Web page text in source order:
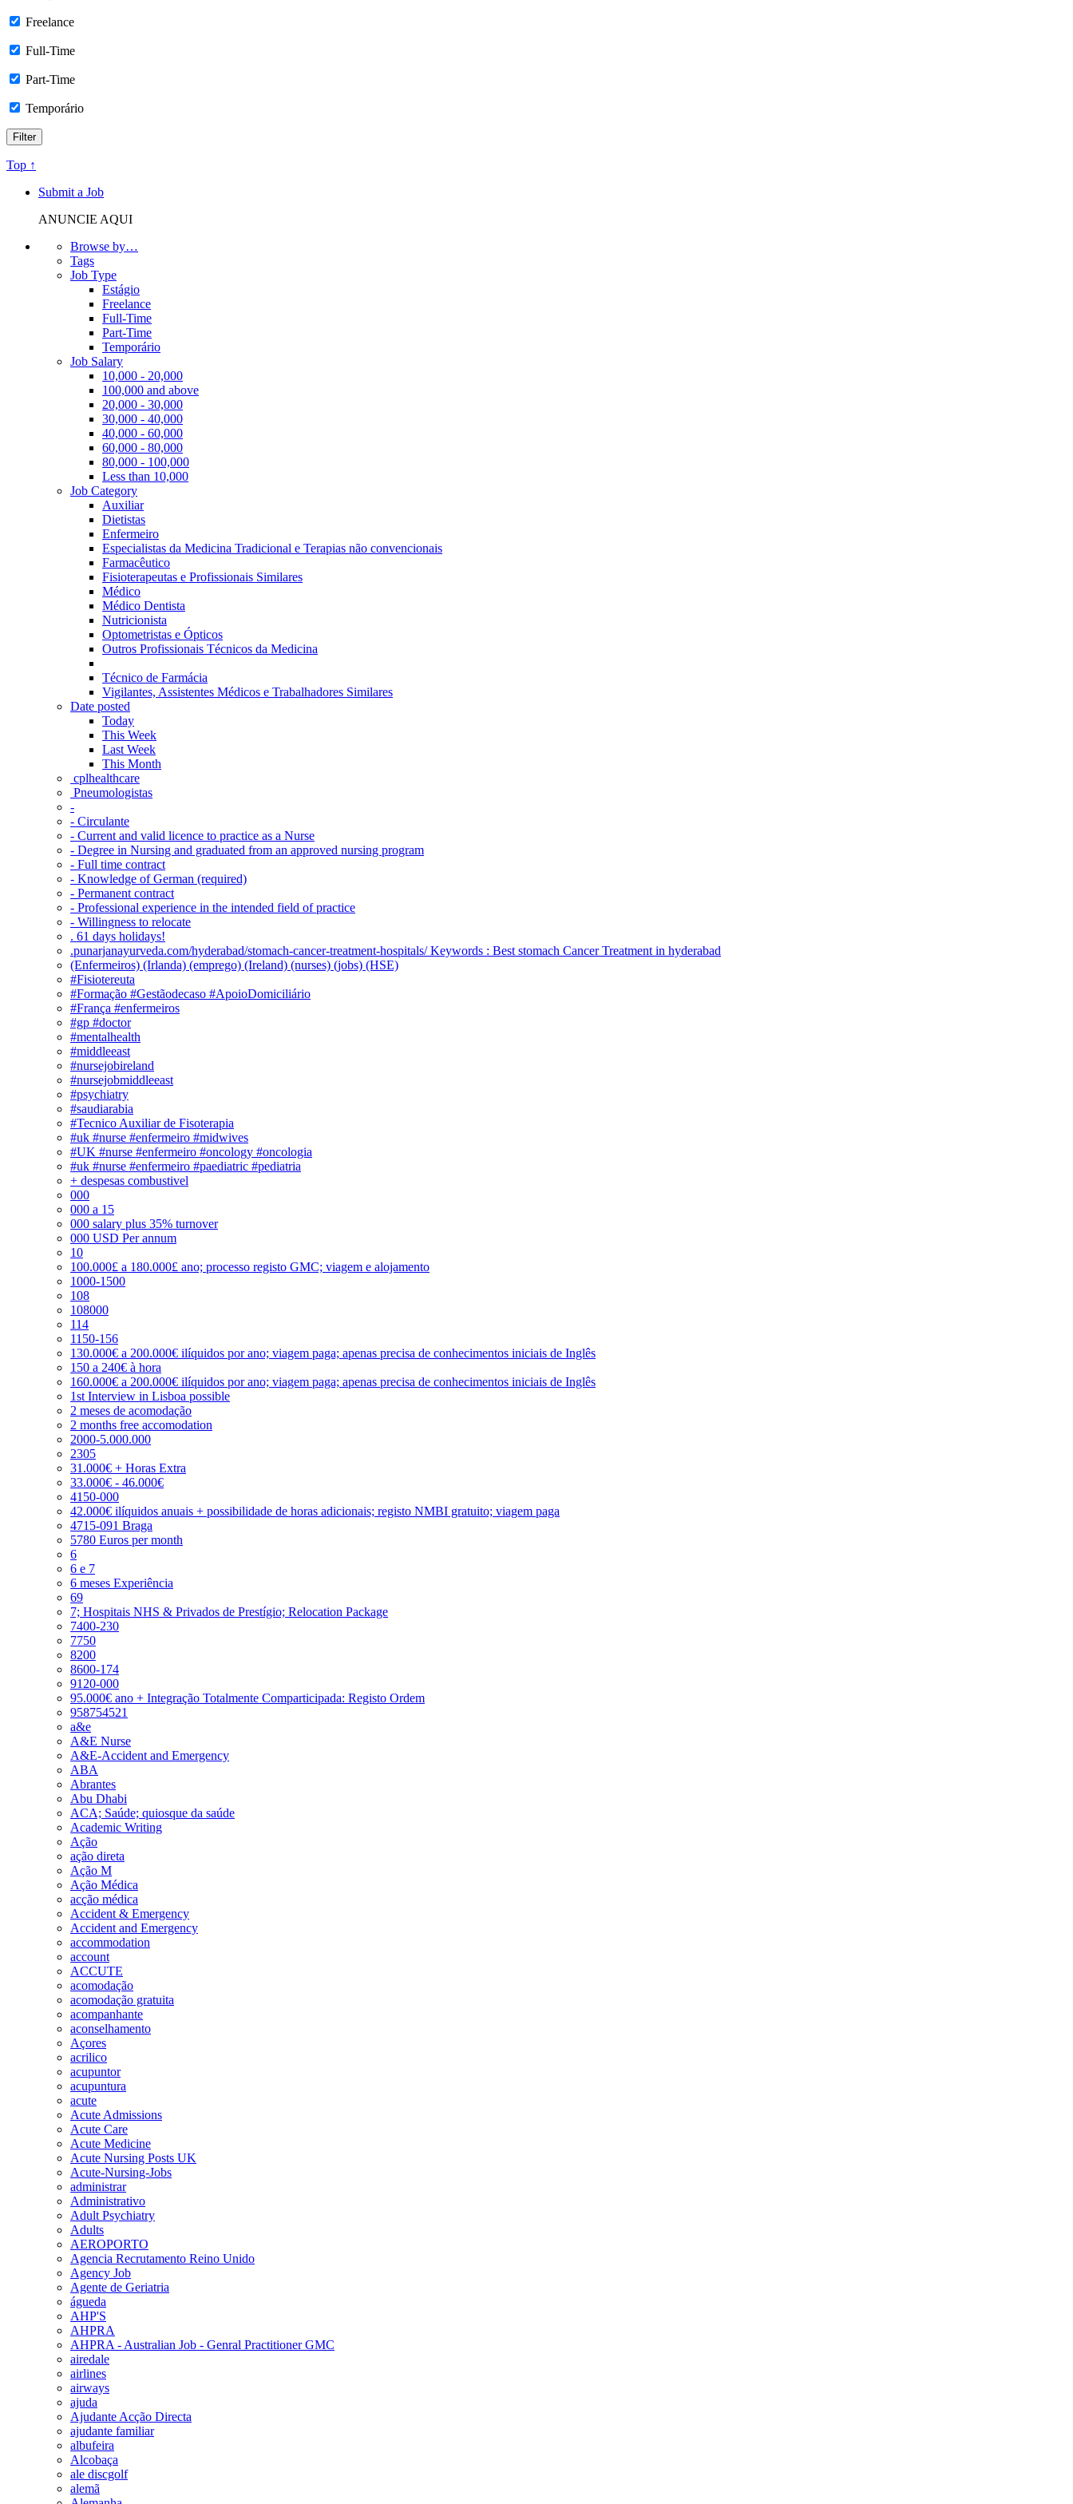
Freelance
Full-Time
Part-Time
Temporário
Top ↑
Submit a Job
ANUNCIE AQUI
Browse by…
Tags
Job Type
Estágio
Freelance
Full-Time
Part-Time
Temporário
Job Salary
10,000 - 20,000
100,000 and above
20,000 - 30,000
30,000 - 40,000
40,000 - 60,000
60,000 - 80,000
80,000 - 100,000
Less than 10,000
Job Category
Auxiliar
Dietistas
Enfermeiro
Especialistas da Medicina Tradicional e Terapias não convencionais
Farmacêutico
Fisioterapeutas e Profissionais Similares
Médico
Médico Dentista
Nutricionista
Optometristas e Ópticos
Outros Profissionais Técnicos da Medicina
Técnico de Farmácia
Vigilantes, Assistentes Médicos e Trabalhadores Similares
Date posted
Today
This Week
Last Week
This Month
‎ cplhealthcare‬
Pneumologistas
-
- Circulante
- Current and valid licence to practice as a Nurse
- Degree in Nursing and graduated from an approved nursing program
- Full time contract
- Knowledge of German (required)
- Permanent contract
- Professional experience in the intended field of practice
- Willingness to relocate
. 61 days holidays!
.punarjanayurveda.com/hyderabad/stomach-cancer-treatment-hospitals/ Keywords : Best stomach Cancer Treatment in hyderabad
(Enfermeiros) (Irlanda) (emprego) (Ireland) (nurses) (jobs) (HSE)
#Fisiotereuta
#Formação #Gestãodecaso #ApoioDomiciliário
#França #enfermeiros
#gp #doctor
#mentalhealth
#middleeast
#nursejobireland
#nursejobmiddleeast
#psychiatry
#saudiarabia
#Tecnico Auxiliar de Fisoterapia
#uk #nurse #enfermeiro #midwives
#UK #nurse #enfermeiro #oncology #oncologia
#uk #nurse #enfermeiro #paediatric #pediatria
+ despesas combustivel
000
000 a 15
000 salary plus 35% turnover
000 USD Per annum
10
100.000£ a 180.000£ ano; processo registo GMC; viagem e alojamento
1000-1500
108
108000
114
1150-156
130.000€ a 200.000€ ilíquidos por ano; viagem paga; apenas precisa de conhecimentos iniciais de Inglês
150 a 240€ à hora
160.000€ a 200.000€ ilíquidos por ano; viagem paga; apenas precisa de conhecimentos iniciais de Inglês
1st Interview in Lisboa possible
2 meses de acomodação
2 months free accomodation
2000-5.000.000
2305
31.000€ + Horas Extra
33.000€ - 46.000€
4150-000
42.000€ ilíquidos anuais + possibilidade de horas adicionais; registo NMBI gratuito; viagem paga
4715-091 Braga
5780 Euros per month
6
6 e 7
6 meses Experiência
69
7; Hospitais NHS & Privados de Prestígio; Relocation Package
7400-230
7750
8200
8600-174
9120-000
95.000€ ano + Integração Totalmente Comparticipada: Registo Ordem
958754521
a&e
A&E Nurse
A&E-Accident and Emergency
ABA
Abrantes
Abu Dhabi
ACA; Saúde; quiosque da saúde
Academic Writing
Ação
ação direta
Ação M
Ação Médica
acção médica
Accident & Emergency
Accident and Emergency
accommodation
account
ACCUTE
acomodação
acomodação gratuita
acompanhante
aconselhamento
Açores
acrilico
acupuntor
acupuntura
acute
Acute Admissions
Acute Care
Acute Medicine
Acute Nursing Posts UK
Acute-Nursing-Jobs
administrar
Administrativo
Adult Psychiatry
Adults
AEROPORTO
Agencia Recrutamento Reino Unido
Agency Job
Agente de Geriatria
águeda
AHP'S
AHPRA
AHPRA - Australian Job - Genral Practitioner GMC
airedale
airlines
airways
ajuda
Ajudante Acção Directa
ajudante familiar
albufeira
Alcobaça
ale discgolf
alemã